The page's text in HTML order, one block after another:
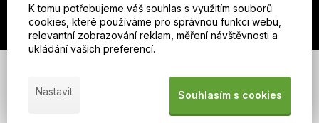
Náš Instagram
K tomu potřebujeme váš souhlas s využitím souborů
cookies, které používáme pro správnou funkci webu,
relevantní zobrazování reklam, měření návštěvnosti a
ukládání vašich preferencí.
Nastavit Souhlasím s cookies